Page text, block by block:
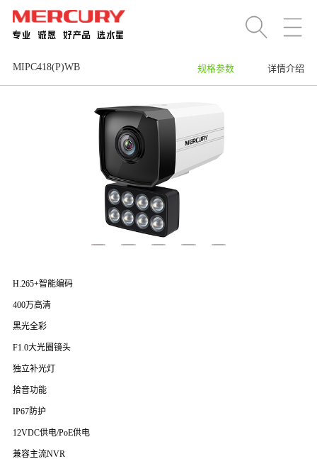
MIPC418(P)WB 规格参数 详情介绍
H.265+智能编码
400万高清
黑光全彩
F1.0大光圈镜头
独立补光灯
拾音功能
IP67防护
12VDC供电/PoE供电
兼容主流NVR